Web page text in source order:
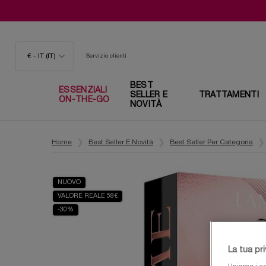
€ - IT (IT) Servizio clienti
ESSENZIALI
ON-THE-GO
BEST
SELLER E
NOVITÀ
TRATTAMENTI
Home Best Seller E Novità Best Seller Per Categoria
NUOVO
VALORE REALE 58€
-30%
La tua